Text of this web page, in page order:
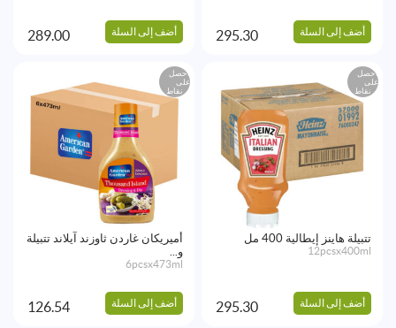
أضف إلى السلة 295.30 أضف إلى السلة 289.00
احصل
على
نقاط
تتبيلة هاينز إيطالية 400 مل
12pcsx400ml
أضف إلى السلة 295.30
احصل
على
نقاط
أميريكان غاردن ثاوزند آيلاند تتبيلة
و...
6pcsx473ml
أضف إلى السلة 126.54